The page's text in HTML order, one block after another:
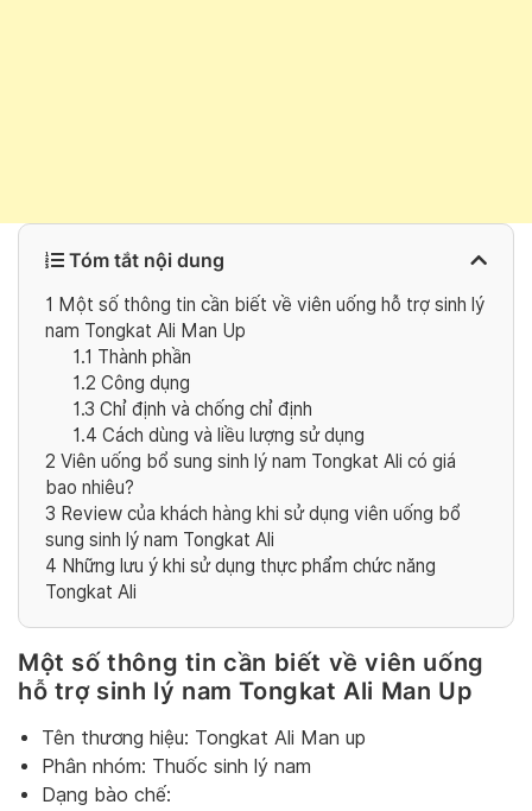
Tóm tắt nội dung
1 Một số thông tin cần biết về viên uống hỗ trợ sinh lý
nam Tongkat Ali Man Up
1.1 Thành phần
1.2 Công dụng
1.3 Chỉ định và chống chỉ định
1.4 Cách dùng và liều lượng sử dụng
2 Viên uống bổ sung sinh lý nam Tongkat Ali có giá
bao nhiêu?
3 Review của khách hàng khi sử dụng viên uống bổ
sung sinh lý nam Tongkat Ali
4 Những lưu ý khi sử dụng thực phẩm chức năng
Tongkat Ali
Một số thông tin cần biết về viên uống
hỗ trợ sinh lý nam Tongkat Ali Man Up
Tên thương hiệu: Tongkat Ali Man up
Phân nhóm: Thuốc sinh lý nam
Dạng bào chế: